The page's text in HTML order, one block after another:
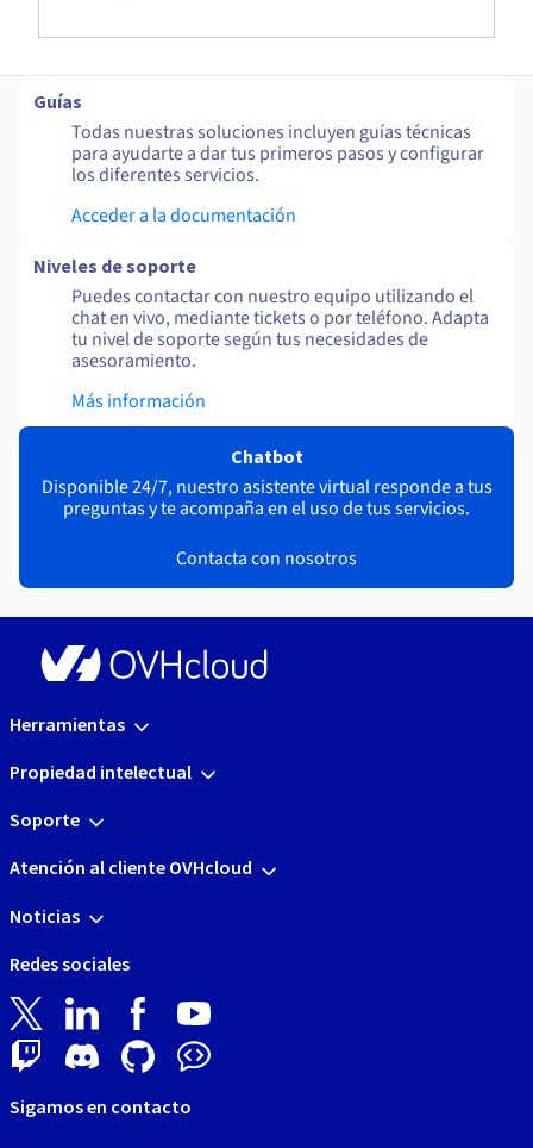
Guías
Todas nuestras soluciones incluyen guías técnicas
para ayudarte a dar tus primeros pasos y configurar
los diferentes servicios.
Acceder a la documentación
Niveles de soporte
Puedes contactar con nuestro equipo utilizando el
chat en vivo, mediante tickets o por teléfono. Adapta
tu nivel de soporte según tus necesidades de
asesoramiento.
Más información
Chatbot
Disponible 24/7, nuestro asistente virtual responde a tus
preguntas y te acompaña en el uso de tus servicios.
Contacta con nosotros
Herramientas
Propiedad intelectual
Soporte
Atención al cliente OVHcloud
Noticias
Redes sociales
Sigamos en contacto